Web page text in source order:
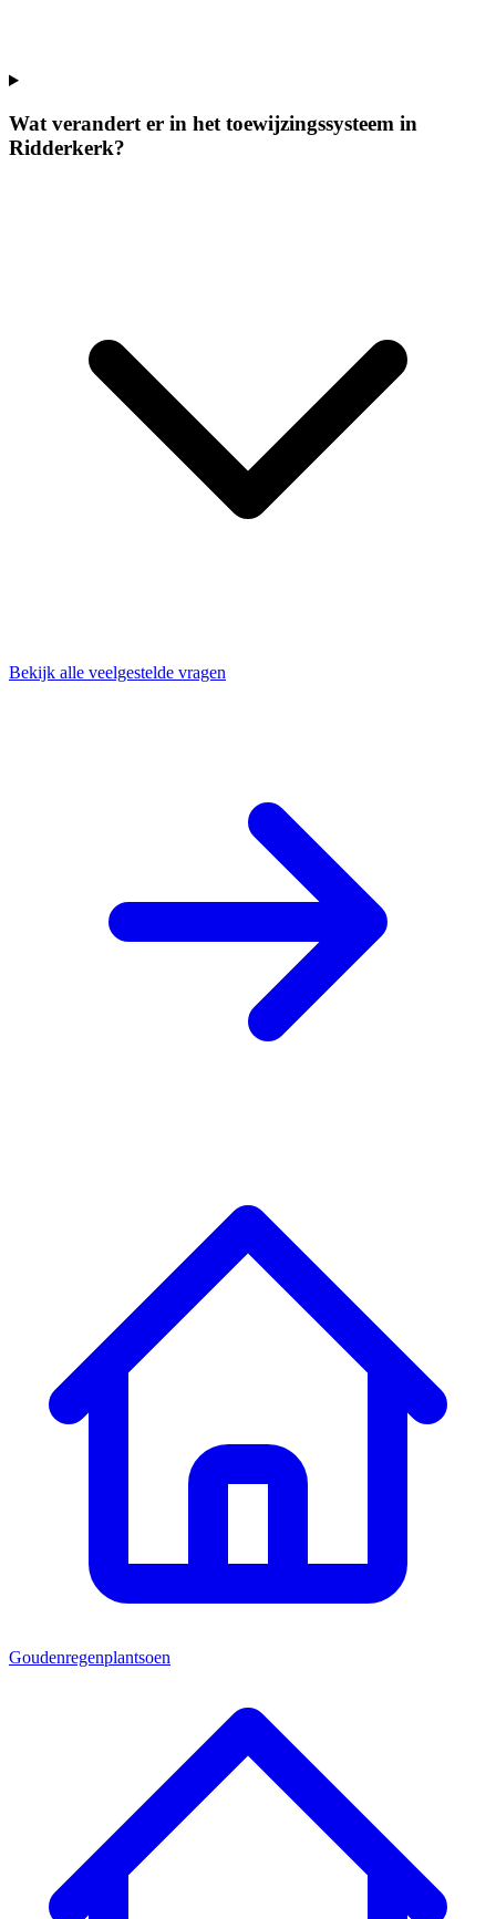
Wat verandert er in het toewijzingssysteem in
Ridderkerk?
Bekijk alle veelgestelde vragen
Goudenregenplantsoen